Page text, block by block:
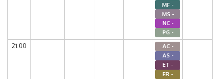
MF -
MS -
NC -
PG -
21:00
AC -
AS -
ET -
FR -